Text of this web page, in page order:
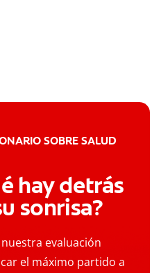
SOBRE SALUD
hay detrás
sonrisa?
nuestra evaluación
el máximo partido a